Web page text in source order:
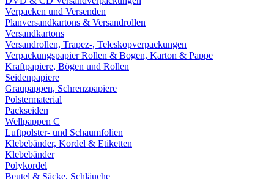
Verpacken und Versenden
Planversandkartons & Versandrollen
Versandkartons
Versandrollen, Trapez-, Teleskopverpackungen
Verpackungspapier Rollen & Bogen, Karton & Pappe
Kraftpapiere, Bögen und Rollen
Seidenpapiere
Graupappen, Schrenzpapiere
Polstermaterial
Packseiden
Wellpappen C
Luftpolster- und Schaumfolien
Klebebänder, Kordel & Etiketten
Klebebänder
Polykordel
Beutel & Säcke, Schläuche